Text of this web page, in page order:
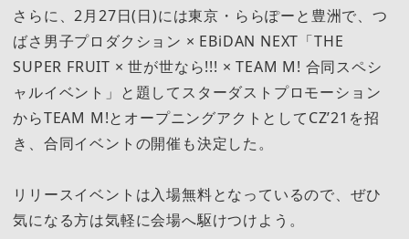
さらに、2月27日(日)には東京・ららぽーと豊洲で、つ
ばさ男子プロダクション × EBiDAN NEXT「THE
SUPER FRUIT × 世が世なら!!! × TEAM M! 合同スペシ
ャルイベント」と題してスターダストプロモーション
からTEAM M!とオープニングアクトとしてCZ’21を招
き、合同イベントの開催も決定した。
リリースイベントは入場無料となっているので、ぜひ
気になる方は気軽に会場へ駆けつけよう。